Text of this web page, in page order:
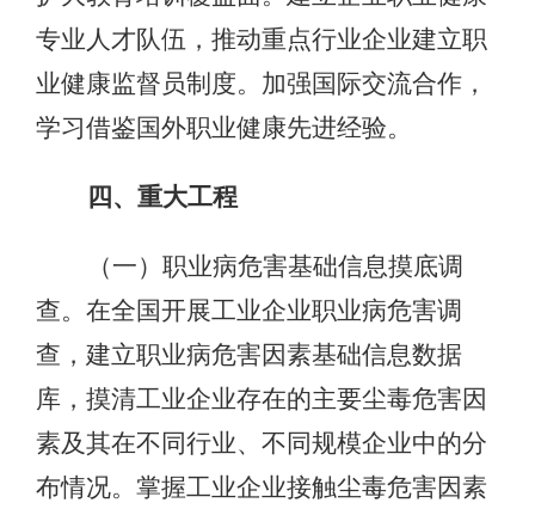
专业人才队伍，推动重点行业企业建立职
业健康监督员制度。加强国际交流合作，
学习借鉴国外职业健康先进经验。
四、重大工程
（一）职业病危害基础信息摸底调
查。在全国开展工业企业职业病危害调
查，建立职业病危害因素基础信息数据
库，摸清工业企业存在的主要尘毒危害因
素及其在不同行业、不同规模企业中的分
布情况。掌握工业企业接触尘毒危害因素